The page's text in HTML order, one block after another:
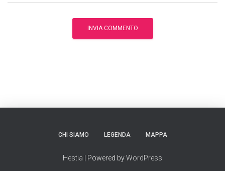
CHI SIAMO LEGENDA MAPPA
Hestia | Powered byWordPress